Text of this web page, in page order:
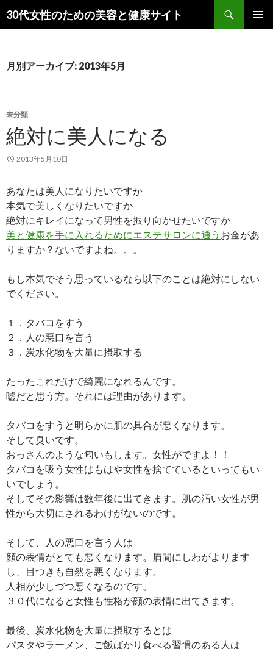
30代女性のための美容と健康サイト
索
ン
キ
ッ
プ
月別アーカイブ: 2013年5月
未分類
絶対に美人になる
2013年5月10日
あなたは美人になりたいですか
本気で美しくなりたいですか
絶対にキレイになって男性を振り向かせたいですか
美と健康を手に入れるためにエステサロンに通う お金があ
りますか？ないですよね。。。
もし本気でそう思っているなら以下のことは絶対にしない
でください。
１．タバコをすう
２．人の悪口を言う
３．炭水化物を大量に摂取する
たったこれだけで綺麗になれるんです。
嘘だと思う方。それには理由があります。
タバコをすうと明らかに肌の具合が悪くなります。
そして臭いです。
おっさんのような匂いもします。女性がですよ！！
タバコを吸う女性はもはや女性を捨てているといってもい
いでしょう。
そしてその影響は数年後に出てきます。肌の汚い女性が男
性から大切にされるわけがないのです。
そして、人の悪口を言う人は
顔の表情がとても悪くなります。眉間にしわがよります
し、目つきも自然を悪くなります。
人相が少しづつ悪くなるのです。
３０代になると女性も性格が顔の表情に出てきます。
最後、炭水化物を大量に摂取するとは
パスタやラーメン、ご飯ばかり食べる習慣のある人は